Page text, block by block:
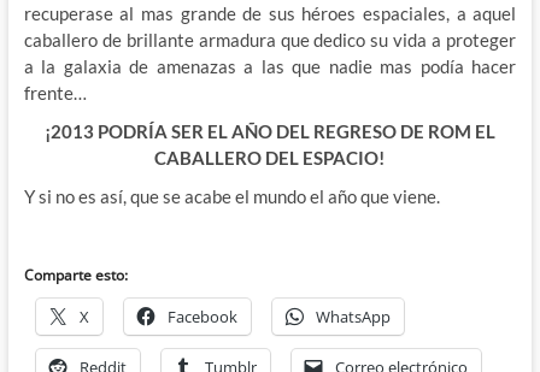
recuperase al mas grande de sus héroes espaciales, a aquel
caballero de brillante armadura que dedico su vida a proteger
a la galaxia de amenazas a las que nadie mas podía hacer
frente…
¡2013 PODRÍA SER EL AÑO DEL REGRESO DE ROM EL
CABALLERO DEL ESPACIO!
Y si no es así, que se acabe el mundo el año que viene.
Comparte esto:
X Facebook WhatsApp